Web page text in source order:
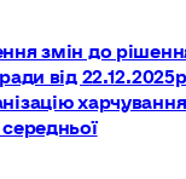
змін до
від